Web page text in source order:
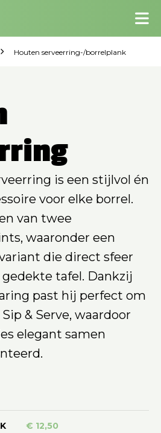
Houten serveerring-/borrelplank
is een stijlvol én
voor elke borrel.
van twee
waaronder een
die direct sfeer
tafel. Dankzij
past hij perfect om
& Serve, waardoor
elegant samen
€ 12,50